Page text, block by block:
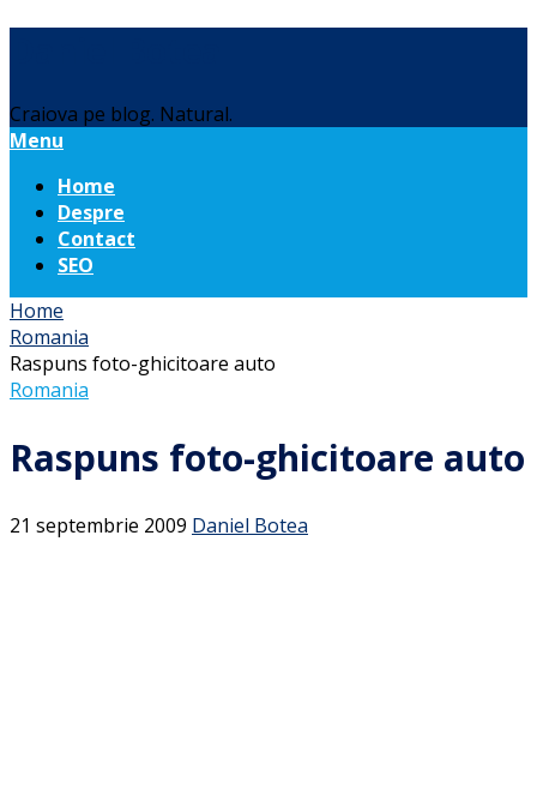
Craiova pe blog. Natural.
Menu
Home
Despre
Contact
SEO
Home
Romania
Raspuns foto-ghicitoare auto
Romania
Raspuns foto-ghicitoare auto
21 septembrie 2009 Daniel Botea